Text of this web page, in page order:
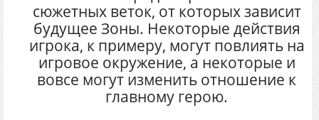
сюжетных веток, от которых зависит
будущее Зоны. Некоторые действия
игрока, к примеру, могут повлиять на
игровое окружение, а некоторые и
вовсе могут изменить отношение к
главному герою.